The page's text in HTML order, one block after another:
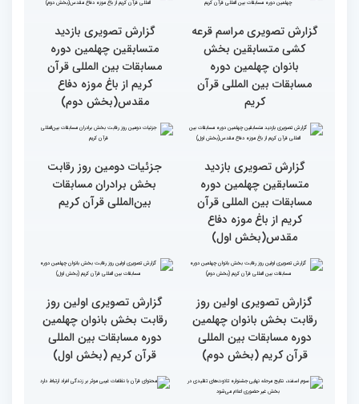
رقابت بخش برادران
چهلمین دوره مسابقات
بین‌المللی قرآن کریم(بخش
دوم)
رقابت بخش برادران
چهلمین دوره مسابقات
بین‌المللی قرآن کریم(بخش
اول)
کشی متسابقین بخش
بانوان چهلمین دوره
مسابقات بین المللی قرآن
کریم
متسابقین چهلمین دوره
مسابقات بین المللی قرآن
کریم از باغ موزه دفاع
متسابقین چهلمین دوره
مسابقات بین المللی قرآن
کریم از باغ موزه دفاع
مقدس(بخش اول)
بخش برادران مسابقات
بین‌المللی قرآن کریم